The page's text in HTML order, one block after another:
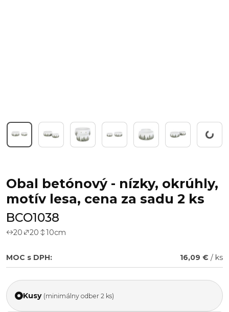
Working...
Obal betónový - nízky, okrúhly,
motív lesa, cena za sadu 2 ks
BCO1038
20 20 10cm
MOC s DPH: 16,09 € / ks
Kusy (minimálny odber 2 ks)